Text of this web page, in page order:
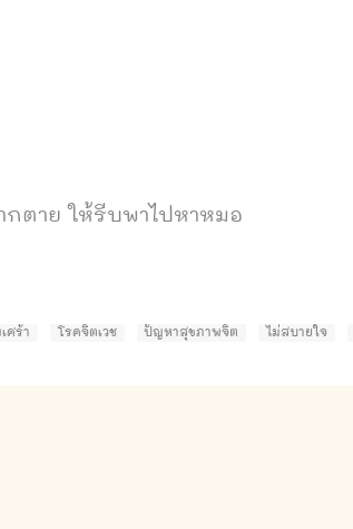
กตาย ให้รีบพาไปหาหมอ
ศร้า โรคจิตเวช ปัญหาสุขภาพจิต ไม่สบายใจ